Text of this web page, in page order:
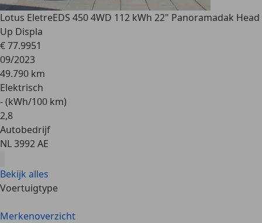
Lotus EletreEDS 450 4WD 112 kWh 22" Panoramadak Head
Up Displa
€ 77.9951
09/2023
49.790 km
Elektrisch
- (kWh/100 km)
2,8
Autobedrijf
NL 3992 AE
Bekijk alles
Voertuigtype
Merkenoverzicht